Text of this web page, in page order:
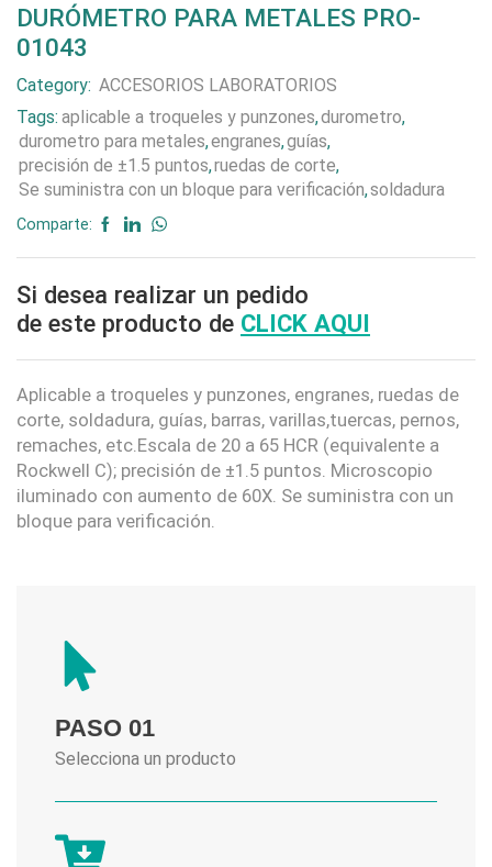
DURÓMETRO PARA METALES PRO-
01043
Category: ACCESORIOS LABORATORIOS
Tags: aplicable a troqueles y punzones,durometro,
durometro para metales,engranes,guías,
precisión de ±1.5 puntos,ruedas de corte,
Se suministra con un bloque para verificación,soldadura
Comparte:
Si desea realizar un pedido
de este producto de CLICK AQUI
Aplicable a troqueles y punzones, engranes, ruedas de
corte, soldadura, guías, barras, varillas,tuercas, pernos,
remaches, etc.Escala de 20 a 65 HCR (equivalente a
Rockwell C); precisión de ±1.5 puntos. Microscopio
iluminado con aumento de 60X. Se suministra con un
bloque para verificación.
PASO 01
Selecciona un producto